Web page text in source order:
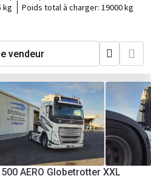
kg Poids total à charger: 19000 kg
vendeur
AERO Globetrotter XXL